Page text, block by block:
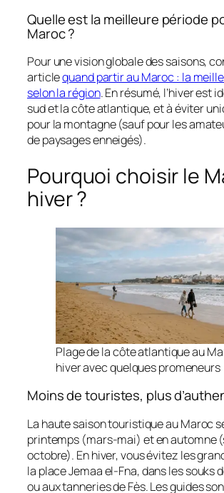
Quelle est la meilleure période
Maroc ?
Pour une vision globale des saisons,
articlequand partir au Maroc : la
selon la région. En résumé, l’hiver est
sud et la côte atlantique, et à éviter
pour la montagne (sauf pour les
de paysages enneigés).
Pourquoi choisir le
hiver ?
Plage de la côte atlantique au
hiver avec quelques promeneurs
Moins de touristes, plus
La haute saison touristique au Maroc
printemps (mars-mai) et en automne
octobre). En hiver, vous évitez les
la place Jemaa el-Fna, dans les souks
ou aux tanneries de Fès. Les guides